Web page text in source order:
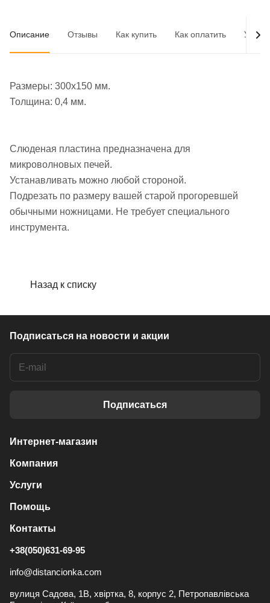
Описание Отзывы Как купить Как оплатить
Размеры: 300х150 мм.
Толщина: 0,4 мм.
Слюденая пластина предназначена для
микроволновых печей.
Устанавливать можно любой стороной.
Подрезать по размеру вашей старой прогоревшей
обычными ножницами. Не требует специального
инструмента.
Назад к списку
Подписаться на новости и акции
Подписаться
Интернет-магазин
Компания
Услуги
Помощь
Контакты
+38(050)631-69-95
info@distancionka.com
вулиця Садова, 1В, хвіртка, 8, корпус 2, Петропавлівська